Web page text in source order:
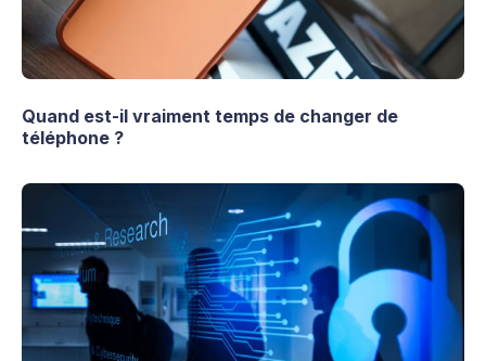
Quand est-il vraiment temps de changer de
téléphone ?